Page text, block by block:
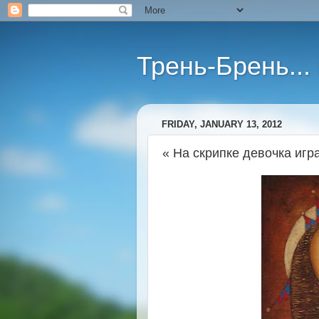
Трень-Брень...
FRIDAY, JANUARY 13, 2012
« На скрипке девочка